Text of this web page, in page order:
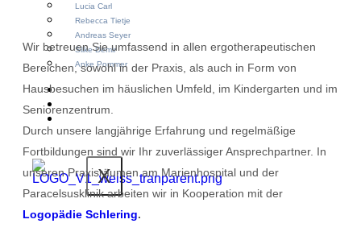
Lucia Carl
Rebecca Tietje
Andreas Seyer
Silke Demir
Anke Pommer
Anfahrt
Wir suchen Dich!
Aktuelles
X
Wir betreuen Sie umfassend in allen ergotherapeutischen
Bereichen, sowohl in der Praxis, als auch in Form von
Hausbesuchen im häuslichen Umfeld, im Kindergarten und im
Seniorenzentrum.
Durch unsere langjährige Erfahrung und regelmäßige
Fortbildungen sind wir Ihr zuverlässiger Ansprechpartner. In
unseren Praxisräumen am Marienhospital und der
Paracelsusklinik arbeiten wir in Kooperation mit der
Logopädie Schlering.